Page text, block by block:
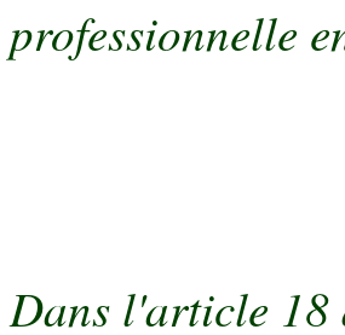
professionnelle
Dans l'article